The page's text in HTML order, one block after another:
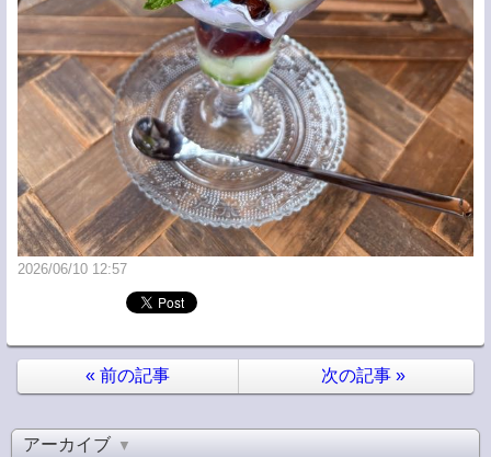
2026/06/10 12:57
« 前の記事 次の記事 »
アーカイブ ▼